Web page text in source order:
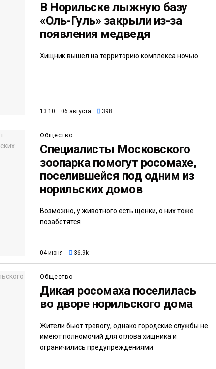
В Норильске лыжную базу
«Оль-Гуль» закрыли из-за
появления медведя
Хищник вышел на территорию комплекса ночью
13:10 06 августа 398
Общество
Специалисты Московского
зоопарка помогут росомахе,
поселившейся под одним из
норильских домов
Возможно, у животного есть щенки, о них тоже
позаботятся
04 июня 36.9k
Общество
Дикая росомаха поселилась
во дворе норильского дома
Жители бьют тревогу, однако городские службы не
имеют полномочий для отлова хищника и
ограничились предупреждениями